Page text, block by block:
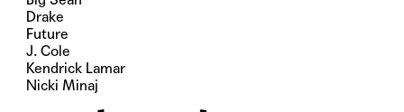
Drake
Future
J. Cole
Kendrick Lamar
Nicki Minaj